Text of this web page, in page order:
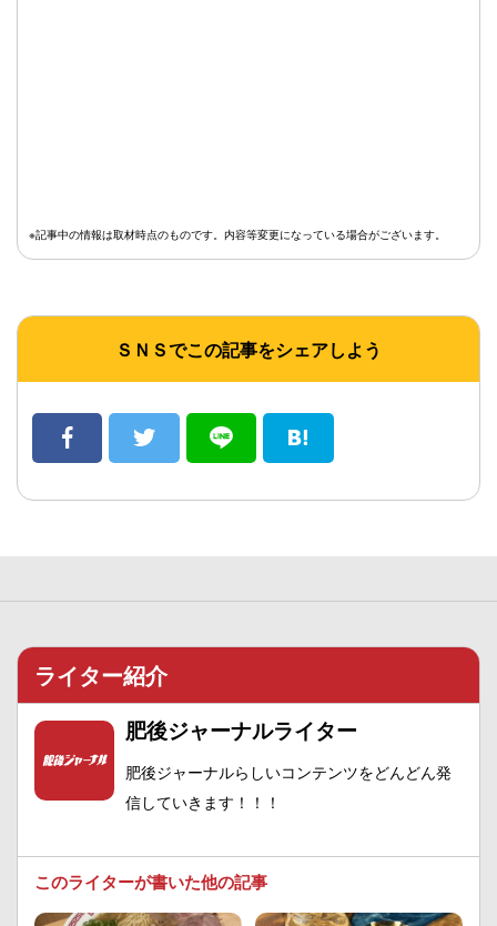
※記事中の情報は取材時点のものです。内容等変更になっている場合がございます。
ＳＮＳでこの記事をシェアしよう
ライター紹介
肥後ジャーナルライター
肥後ジャーナルらしいコンテンツをどんどん発
信していきます！！！
このライターが書いた他の記事